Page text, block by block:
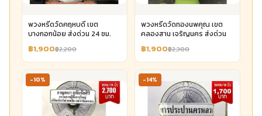
พวงหรีดวัดคฤหบดี เขต
บางกอกน้อย ส่งด่วน 24 ชม.
฿1,900฿2,200
พวงหรีดวัดทองนพคุณ เขต
คลองสาน เจริญนคร ส่งด่วน
฿1,900฿2,300
-10% -14%